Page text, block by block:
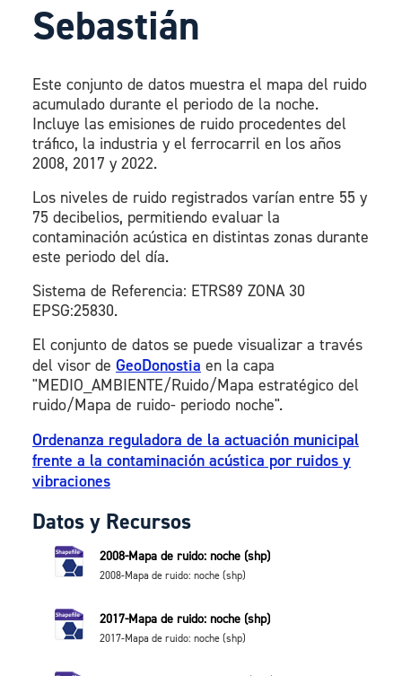
Sebastián
Este conjunto de datos muestra el mapa del ruido
acumulado durante el periodo de la noche.
Incluye las emisiones de ruido procedentes del
tráfico, la industria y el ferrocarril en los años
2008, 2017 y 2022.
Los niveles de ruido registrados varían entre 55 y
75 decibelios, permitiendo evaluar la
contaminación acústica en distintas zonas durante
este periodo del día.
Sistema de Referencia: ETRS89 ZONA 30
EPSG:25830.
El conjunto de datos se puede visualizar a través
del visor de GeoDonostia en la capa
"MEDIO_AMBIENTE/Ruido/Mapa estratégico del
ruido/Mapa de ruido- periodo noche".
Ordenanza reguladora de la actuación municipal
frente a la contaminación acústica por ruidos y
vibraciones
Datos y Recursos
2008-Mapa de ruido: noche (shp)
2008-Mapa de ruido: noche (shp)
2017-Mapa de ruido: noche (shp)
2017-Mapa de ruido: noche (shp)